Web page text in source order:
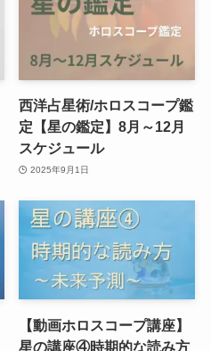
西洋占星術/ホロスコープ鑑
定【星の鑑定】8月～12月
スケジュール
2025年9月1日
【動画ホロスコープ講座】
星の講座④時期的な読み方